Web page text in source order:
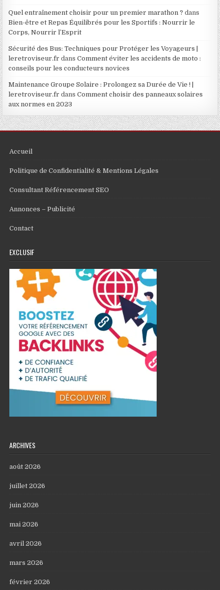
Quel entraînement choisir pour un premier marathon ? dans
Bien-être et Repas Équilibrés pour les Sportifs : Nourrir le
Corps, Nourrir l’Esprit
Sécurité des Bus: Techniques pour Protéger les Voyageurs |
leretroviseur.fr dansComment éviter les accidents de moto :
conseils pour les conducteurs novices
Maintenance Groupe Solaire : Prolongez sa Durée de Vie ! |
leretroviseur.fr dansComment choisir des panneaux solaires
aux normes en 2023
Accueil
Politique de Confidentialité & Mentions Légales
Consultant Référencement SEO
Annonces – Publicité
Contact
EXCLUSIF
ARCHIVES
août 2026
juillet 2026
juin 2026
mai 2026
avril 2026
mars 2026
février 2026